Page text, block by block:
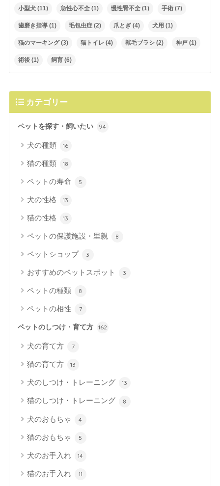
小型犬(11) 急性心不全(1) 慢性腎不全(1) 手術(7)
歯磨き指導(1) 毛包虫症(2) 爪とぎ(4) 犬用 (1)
猫のマーキング(3) 猫トイレ (4) 獣毛ブラシ(2) 神戸(1)
術後(1) 飼育(6)
カテゴリー
ペットを探す・飼いたい 94
犬の種類 16
猫の種類 18
ペットの寿命 5
犬の性格 13
猫の性格 13
ペットの保護施設・里親 8
ペットショップ 3
おすすめのペットスポット 3
ペットの種類 8
ペットの相性 7
ペットのしつけ・育て方 162
犬の育て方 7
猫の育て方 13
犬のしつけ・トレーニング 13
猫のしつけ・トレーニング 8
犬のおもちゃ 4
猫のおもちゃ 5
犬のお手入れ 14
猫のお手入れ 11